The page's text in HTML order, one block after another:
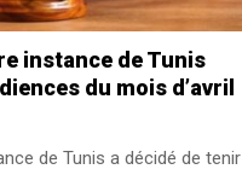
instance de Tunis
du mois d’avril
de Tunis a décidé de tenir